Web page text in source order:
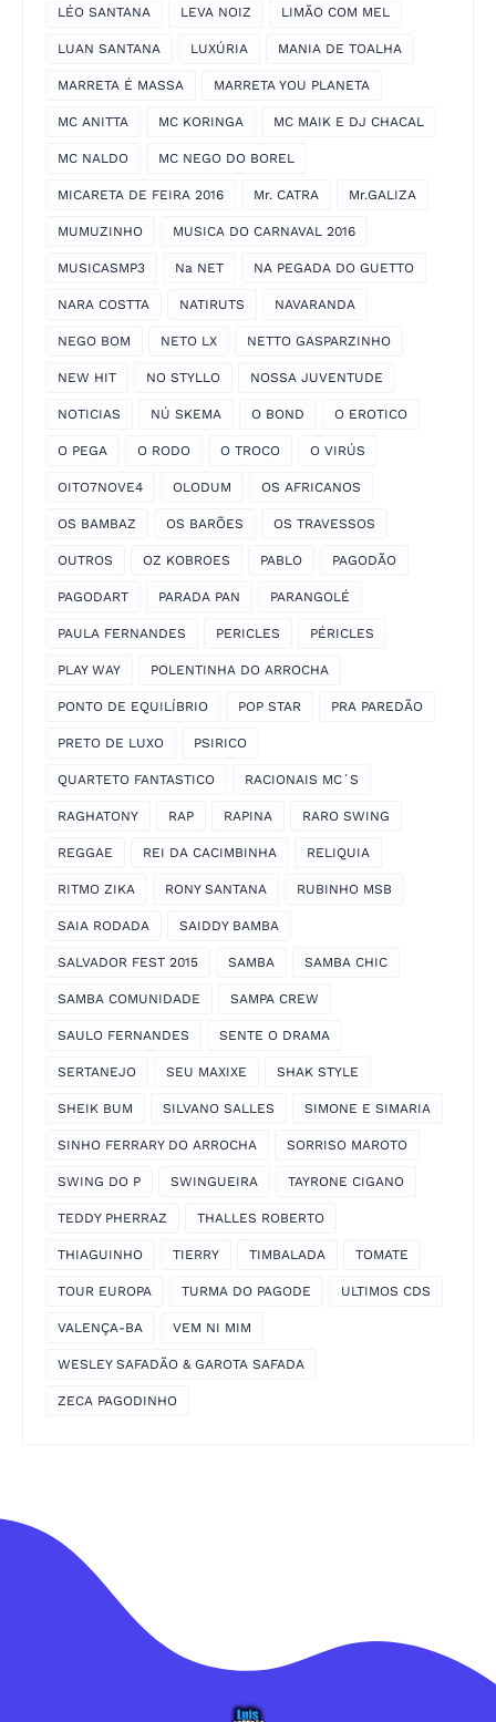
LÉO SANTANA LEVA NOIZ LIMÃO COM MEL
LUAN SANTANA LUXÚRIA MANIA DE TOALHA
MARRETA É MASSA MARRETA YOU PLANETA
MC ANITTA MC KORINGA MC MAIK E DJ CHACAL
MC NALDO MC NEGO DO BOREL
MICARETA DE FEIRA 2016 Mr. CATRA Mr.GALIZA
MUMUZINHO MUSICA DO CARNAVAL 2016
MUSICASMP3 Na NET NA PEGADA DO GUETTO
NARA COSTTA NATIRUTS NAVARANDA
NEGO BOM NETO LX NETTO GASPARZINHO
NEW HIT NO STYLLO NOSSA JUVENTUDE
NOTICIAS NÚ SKEMA O BOND O EROTICO
O PEGA O RODO O TROCO O VIRÚS
OITO7NOVE4 OLODUM OS AFRICANOS
OS BAMBAZ OS BARÕES OS TRAVESSOS
OUTROS OZ KOBROES PABLO PAGODÃO
PAGODART PARADA PAN PARANGOLÉ
PAULA FERNANDES PERICLES PÉRICLES
PLAY WAY POLENTINHA DO ARROCHA
PONTO DE EQUILÍBRIO POP STAR PRA PAREDÃO
PRETO DE LUXO PSIRICO
QUARTETO FANTASTICO RACIONAIS MC´S
RAGHATONY RAP RAPINA RARO SWING
REGGAE REI DA CACIMBINHA RELIQUIA
RITMO ZIKA RONY SANTANA RUBINHO MSB
SAIA RODADA SAIDDY BAMBA
SALVADOR FEST 2015 SAMBA SAMBA CHIC
SAMBA COMUNIDADE SAMPA CREW
SAULO FERNANDES SENTE O DRAMA
SERTANEJO SEU MAXIXE SHAK STYLE
SHEIK BUM SILVANO SALLES SIMONE E SIMARIA
SINHO FERRARY DO ARROCHA SORRISO MAROTO
SWING DO P SWINGUEIRA TAYRONE CIGANO
TEDDY PHERRAZ THALLES ROBERTO
THIAGUINHO TIERRY TIMBALADA TOMATE
TOUR EUROPA TURMA DO PAGODE ULTIMOS CDS
VALENÇA-BA VEM NI MIM
WESLEY SAFADÃO & GAROTA SAFADA
ZECA PAGODINHO